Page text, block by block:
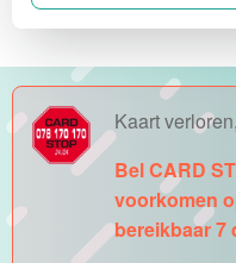
Kaart
Bel CARD
voorkomen
bereikbaar 7